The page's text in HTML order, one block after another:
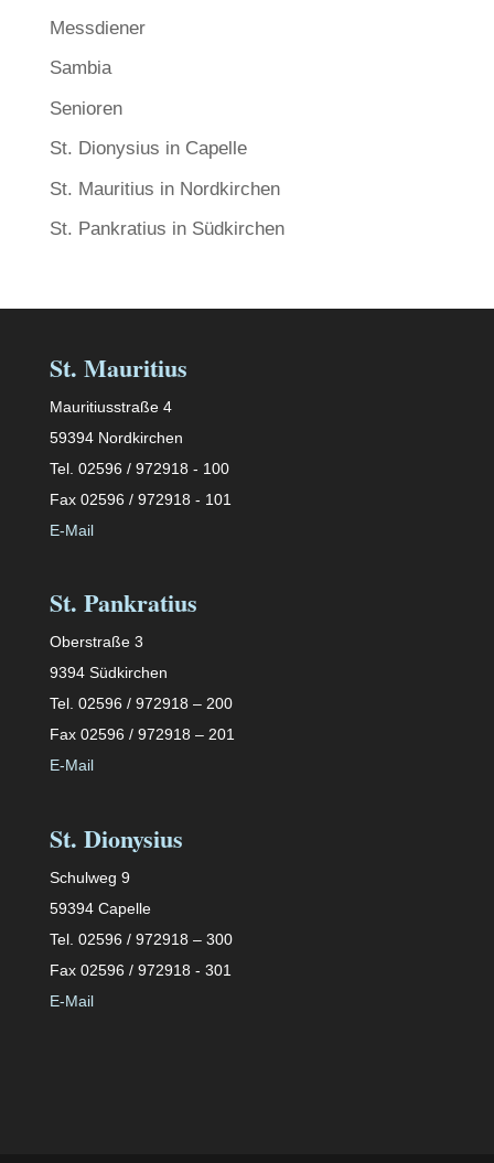
Messdiener
Sambia
Senioren
St. Dionysius in Capelle
St. Mauritius in Nordkirchen
St. Pankratius in Südkirchen
St. Mauritius
Mauritiusstraße 4
59394 Nordkirchen
Tel. 02596 / 972918 - 100
Fax 02596 / 972918 - 101
E-Mail
St. Pankratius
Oberstraße 3
9394 Südkirchen
Tel. 02596 / 972918 – 200
Fax 02596 / 972918 – 201
E-Mail
St. Dionysius
Schulweg 9
59394 Capelle
Tel. 02596 / 972918 – 300
Fax 02596 / 972918 - 301
E-Mail